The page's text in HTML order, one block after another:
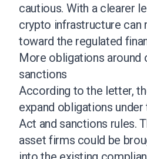
cautious. With a clearer
crypto infrastructure can
toward the regulated
More obligations around
sanctions
According to the letter,
expand obligations
Act and sanctions rules.
asset firms could be